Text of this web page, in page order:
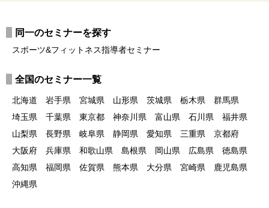
同一のセミナーを探す
スポーツ&フィットネス指導者セミナー
全国のセミナー一覧
北海道 岩手県 宮城県 山形県 茨城県 栃木県
群馬県
埼玉県
千葉県 東京都 神奈川県 富山県 石川県
福井県
山梨県
長野県 岐阜県 静岡県 愛知県 三重県
京都府
大阪府
兵庫県 和歌山県 島根県 岡山県 広島県
徳島県
高知県
福岡県 佐賀県 熊本県 大分県 宮崎県
鹿児島県
沖縄県